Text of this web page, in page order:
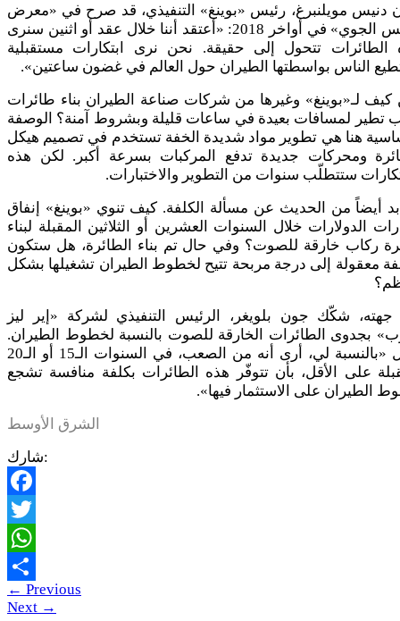
دنيس مويلنبرغ، رئيس «بوينغ» التنفيذي، قد صرح في «معرض
باريس الجوي» في أواخر 2018: «أعتقد أننا خلال عقد أو اثنين سنرى
الطائرات تتحول إلى حقيقة. نحن نرى ابتكارات مستقبلية
الناس بواسطتها الطيران حول العالم في غضون ساعتين».
كيف لـ«بوينغ» وغيرها من شركات صناعة الطيران بناء طائرات
تطير لمسافات بعيدة في ساعات قليلة وبشروط آمنة؟ الوصفة
هنا هي تطوير مواد شديدة الخفة تستخدم في تصميم هيكل
ومحركات جديدة تدفع المركبات بسرعة أكبر. لكن هذه
ستتطلّب سنوات من التطوير والاختبارات.
بد أيضاً من الحديث عن مسألة الكلفة. كيف تنوي «بوينغ» إنفاق
الدولارات خلال السنوات العشرين أو الثلاثين المقبلة لبناء
ركاب خارقة للصوت؟ وفي حال تم بناء الطائرة، هل ستكون
معقولة إلى درجة مربحة تتيح لخطوط الطيران تشغيلها بشكل
شكّك جون بلويغر، الرئيس التنفيذي لشركة «إير ليز
بجدوى الطائرات الخارقة للصوت بالنسبة لخطوط الطيران.
وقال «بالنسبة لي، أرى أنه من الصعب، في السنوات الـ15 أو الـ20
على الأقل، بأن تتوفّر هذه الطائرات بكلفة منافسة تشجع
الطيران على الاستثمار فيها».
الشرق الأوسط
شارك:
Facebook
Twitter
WhatsApp
Share
← Previous
Next →